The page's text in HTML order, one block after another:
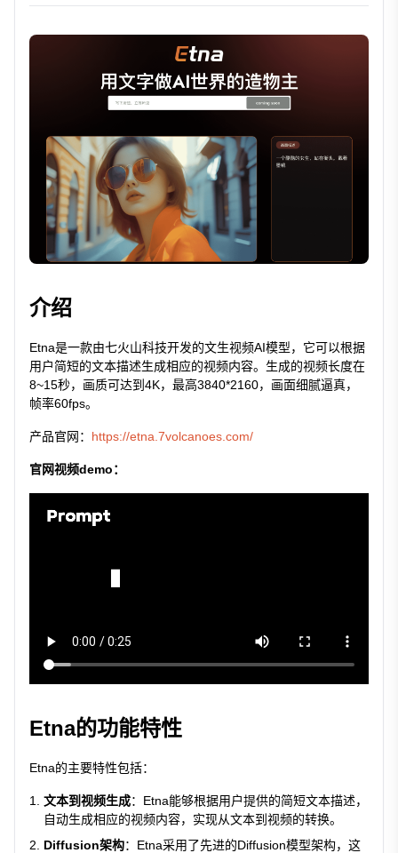
介绍
Etna是一款由七火山科技开发的文生视频AI模型，它可以根据
用户简短的文本描述生成相应的视频内容。生成的视频长度在
8~15秒，画质可达到4K，最高3840*2160，画面细腻逼真，
帧率60fps。
产品官网： https://etna.7volcanoes.com/
官网视频demo：
Etna的功能特性
Etna的主要特性包括：
文本到视频生成：Etna能够根据用户提供的简短文本描述，
自动生成相应的视频内容，实现从文本到视频的转换。
Diffusion架构：Etna采用了先进的Diffusion模型架构，这